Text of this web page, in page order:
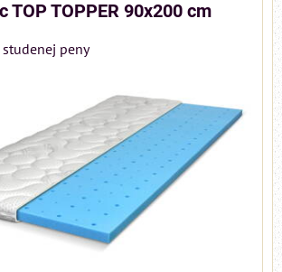
TOP TOPPER 90x200 cm
peny